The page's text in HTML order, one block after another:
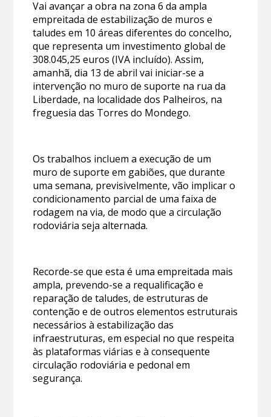
Vai avançar a obra na zona 6 da ampla
empreitada de estabilização de muros e
taludes em 10 áreas diferentes do concelho,
que representa um investimento global de
308.045,25 euros (IVA incluído). Assim,
amanhã, dia 13 de abril vai iniciar-se a
intervenção no muro de suporte na rua da
Liberdade, na localidade dos Palheiros, na
freguesia das Torres do Mondego.
Os trabalhos incluem a execução de um
muro de suporte em gabiões, que durante
uma semana, previsivelmente, vão implicar o
condicionamento parcial de uma faixa de
rodagem na via, de modo que a circulação
rodoviária seja alternada.
Recorde-se que esta é uma empreitada mais
ampla, prevendo-se a requalificação e
reparação de taludes, de estruturas de
contenção e de outros elementos estruturais
necessários à estabilização das
infraestruturas, em especial no que respeita
às plataformas viárias e à consequente
circulação rodoviária e pedonal em
segurança.